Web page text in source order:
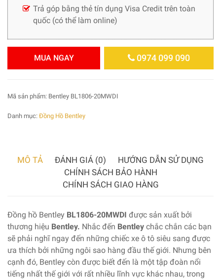
Trả góp bằng thẻ tín dụng Visa Credit trên toàn
quốc (có thể làm online)
MUA NGAY 0974 099 090
Mã sản phẩm: Bentley BL1806-20MWDI
Danh mục: Đồng Hồ Bentley
MÔ TẢ ĐÁNH GIÁ (0)
HƯỚNG DẪN SỬ DỤNG
CHÍNH SÁCH BẢO HÀNH
CHÍNH SÁCH GIAO HÀNG
Đồng hồ Bentley BL1806-20MWDI được sản xuất bởi
thương hiệu Bentley. Nhắc đến Bentley chắc chắn các bạn
sẽ phải nghĩ ngay đến những chiếc xe ô tô siêu sang được
ưa thích bởi những ngôi sao hàng đầu thế giới. Nhưng bên
cạnh đó, Bentley còn được biết đến là một tập đoàn nổi
tiếng nhất thế giới với rất nhiều lĩnh vực khác nhau, trong